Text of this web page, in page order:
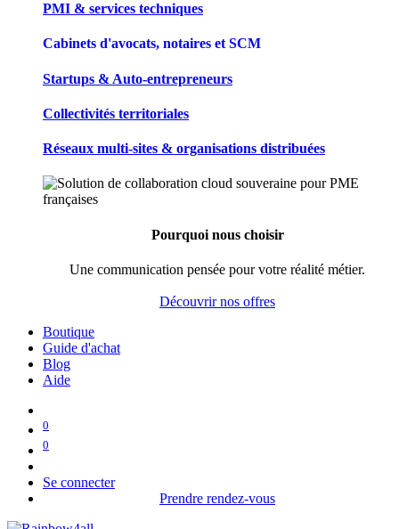
PMI & services techniques
Cabinets d'avocats, notaires et SCM
Startups & Auto-entrepreneurs
Collectivités territoriales
Réseaux multi-sites & organisations distribuées
Pourquoi nous choisir
Une communication pensée pour votre réalité métier.
Découvrir nos offres
Boutique
Guide d'achat
Blog
Aide
0
0
Se connecter
Prendre rendez-vous